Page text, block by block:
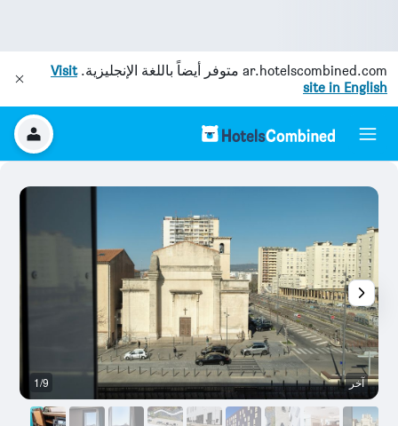
ar.hotelscombined.com متوفر أيضاً باللغة الإنجليزية.Visit
site in English
آخر 1/9